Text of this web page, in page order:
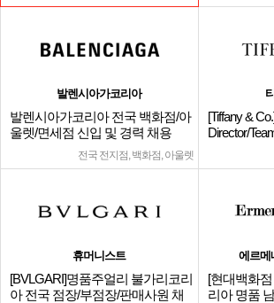
발렌시아가코리아
발렌시아가코리아 전국 백화점/아
울렛/면세점 신입 및 경력 채용
전국 전지점, 백화점, 아울렛
[Tiffany &
Director/
휴머니스트
[BVLGARI]명품주얼리 불가리코리
아 전국 점장/부점장/판매사원 채
에르메
[현대백화
리아 명품